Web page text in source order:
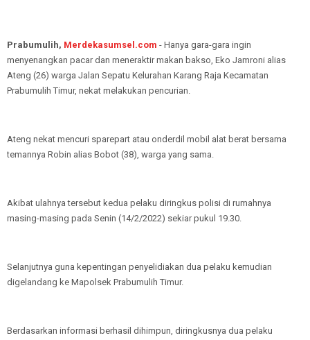
Prabumulih, Merdekasumsel.com - Hanya gara-gara ingin
menyenangkan pacar dan meneraktir makan bakso, Eko Jamroni alias
Ateng (26) warga Jalan Sepatu Kelurahan Karang Raja Kecamatan
Prabumulih Timur, nekat melakukan pencurian.
Ateng nekat mencuri sparepart atau onderdil mobil alat berat bersama
temannya Robin alias Bobot (38), warga yang sama.
Akibat ulahnya tersebut kedua pelaku diringkus polisi di rumahnya
masing-masing pada Senin (14/2/2022) sekiar pukul 19.30.
Selanjutnya guna kepentingan penyelidiakan dua pelaku kemudian
digelandang ke Mapolsek Prabumulih Timur.
Berdasarkan informasi berhasil dihimpun, diringkusnya dua pelaku